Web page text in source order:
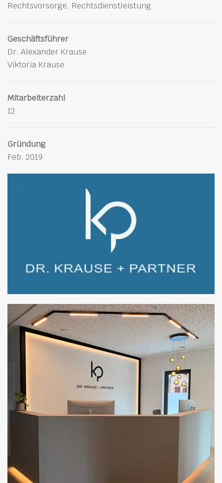
Rechtsvorsorge, Rechtsdienstleistung
Geschäftsführer
Dr. Alexander Krause
Viktoria Krause
Mitarbeiterzahl
12
Gründung
Feb. 2019